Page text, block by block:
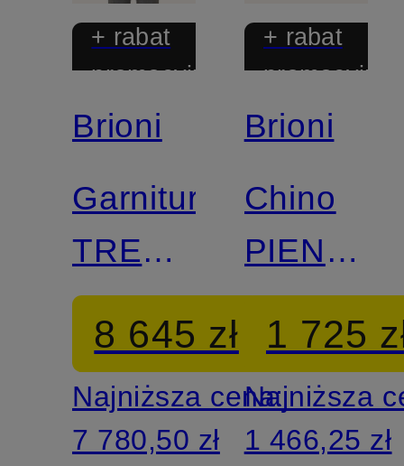
+ rabat
promocyjny
Brioni
Garnitur
TREVI
o kroju
slim fit
8 645 zł
Najniższa cena:
7 780,50 zł
+ rabat
promocyjny
Brioni
Chino
PIENZA
o kroju
slim fit
1 725
Najniższa
1 466,25 zł